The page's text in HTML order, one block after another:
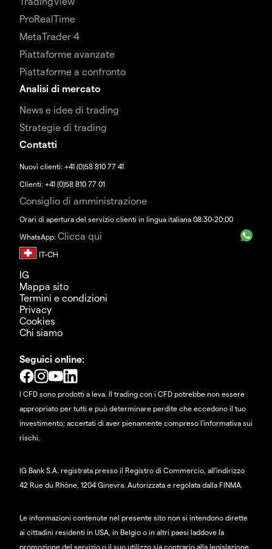
ProRealTime
MetaTrader 4
Piattaforme avanzate
Piattaforme a confronto
Analisi di mercato
News e idee di trading
Strategie di trading
Contatti
Nuovi clienti: +41 (0)58 810 77 41
Clienti: +41 (0)58 810 77 01
Consiglio di amministrazione
Orari di apertura del servizio clienti in lingua italiana 08:30-20:00
WhatsApp: Clicca qui
IG
Mappa sito
Termini e condizioni
Privacy
Cookies
Chi siamo
Seguici online:
I CFD sono prodotti a leva. Il trading con i CFD potrebbe non essere
appropriato per tutti e può determinare perdite che eccedono il tuo
investimento; accertati di aver pienamente compreso l'informativa sui
rischi.
IG Bank S.A. registrata presso il Registro di Commercio, all'indirizzo
42 Rue du Rhône, 1204 Ginevra. Autorizzata e regolata dalla FINMA.
Le informazioni contenute nel presente sito non si intendono dirette
ai cittadini residenti in USA, in Belgio o in altri paesi laddove la
promozione del servizio o il suo utilizzo sia contrario alla legislazione